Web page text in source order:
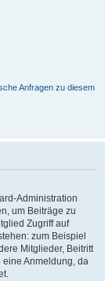
Anfragen zu diesem
Administration
um Beiträge zu
Zugriff auf
zum Beispiel
Mitglieder, Beitritt
Anmeldung, da